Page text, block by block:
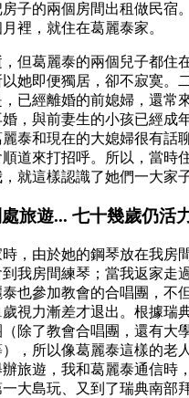
子的兩個房間出租做民宿
裡，就住在葛麗泰家。
但葛麗泰的兩個兒子都住
她即便獨居，卻不寂寞。
已經離婚的前媳婦，還常
，與前妻生的小孩已經成
泰和現在的大媳婦很有話
道來打招呼。所以，當時
就這樣認識了她們一大家子
旅遊... 七十幾歲仍活
，由於她的鋼琴放在我房
我房間練琴；當我返家走
也參加教會的合唱團，不
視力漸差才退出。根據瑞
除了教會合唱團，還有大
，所以像葛麗泰這樣的老
旅遊，我和葛麗泰通信時
大島玩、又到了瑞典南部